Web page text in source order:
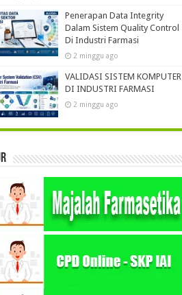
Penerapan Data Integrity
Dalam Sistem Quality Control
Di Industri Farmasi
2 minggu ago
VALIDASI SISTEM KOMPUTER
DI INDUSTRI FARMASI
2 minggu ago